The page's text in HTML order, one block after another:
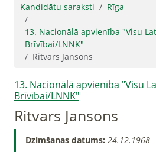
Kandidātu saraksti Rīga
13. Nacionālā apvienība "Visu
Brīvībai/LNNK"
Ritvars Jansons
13. Nacionālā apvienība "Visu
Brīvībai/LNNK"
Ritvars Jansons
Dzimšanas datums: 24.12.1968